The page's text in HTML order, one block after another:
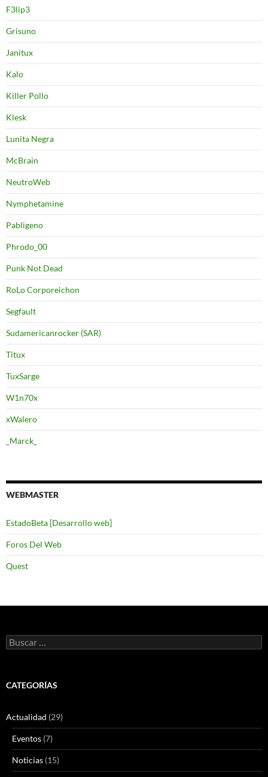
F3lip3
Grisuno
Janitux
Kalo
Killer Pollo
Klesk
Lunita Negra
McBrain
NeutroWeb
Nymphetamine
Pabligeno
Phrodo_00
Punk Not Dead
RoLo Corporeichon
Segfault
Sudamericanrocker (SAR)
Titux
TuxSarge
W1n70x
xWalero
_Marck_
WEBMASTER
EstadoBeta [Desarrollo web]
Foros Del Web
Quest
Buscar:
CATEGORÍAS
Actualidad (29)
Eventos (7)
Noticias (15)